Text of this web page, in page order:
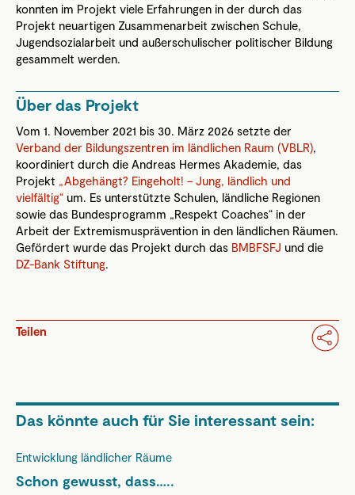
konnten im Projekt viele Erfahrungen in der durch das
Projekt neuartigen Zusammenarbeit zwischen Schule,
Jugendsozialarbeit und außerschulischer politischer Bildung
gesammelt werden.
Über das Projekt
Vom 1. November 2021 bis 30. März 2026 setzte der
Verband der Bildungszentren im ländlichen Raum (VBLR),
koordiniert durch die Andreas Hermes Akademie, das
Projekt „Abgehängt? Eingeholt! – Jung, ländlich und
vielfältig“ um. Es unterstützte Schulen, ländliche Regionen
sowie das Bundesprogramm „Respekt Coaches“ in der
Arbeit der Extremismusprävention in den ländlichen Räumen.
Gefördert wurde das Projekt durch das BMBFSFJ und die
DZ-Bank Stiftung.
Teilen
Das könnte auch für Sie interessant sein:
Entwicklung ländlicher Räume
Schon gewusst, dass…..